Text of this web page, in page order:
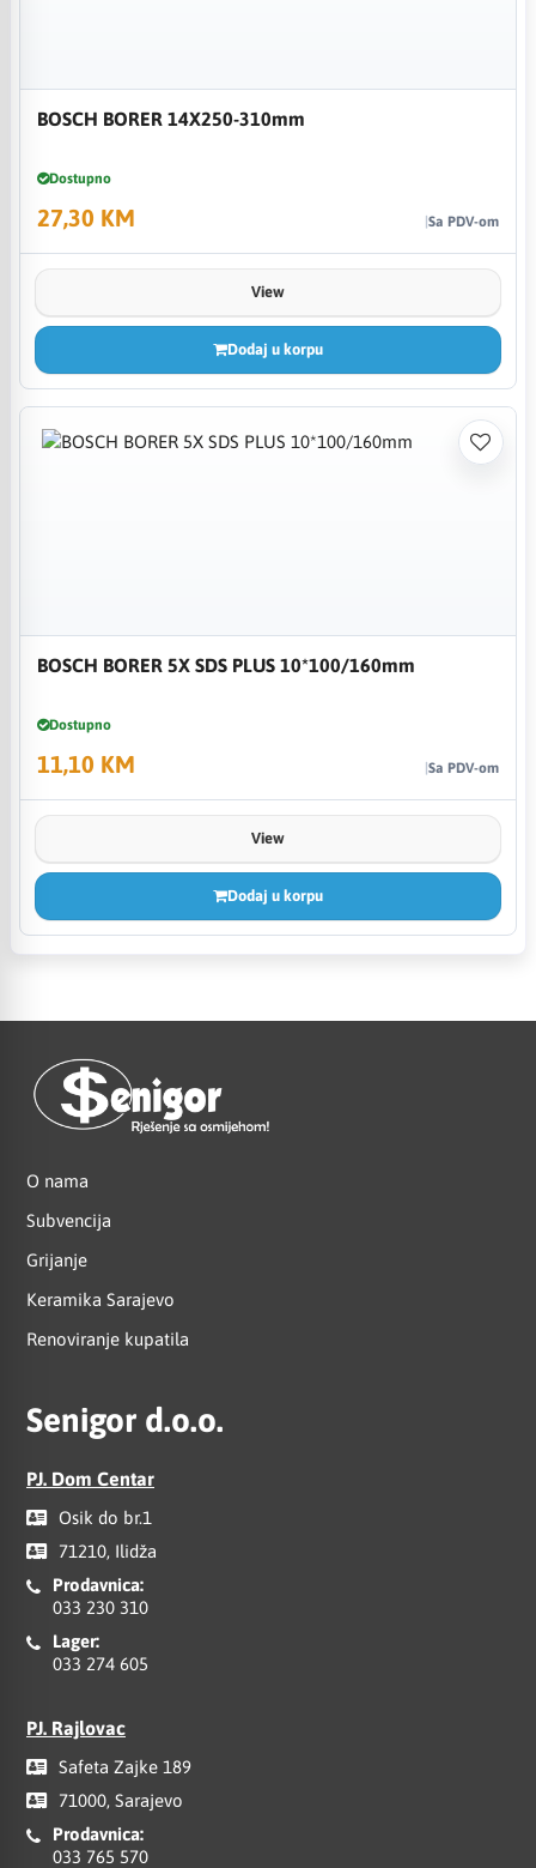
BOSCH BORER 14X250-310mm
Dostupno
27,30 KM Sa PDV-om
View
Dodaj u korpu
BOSCH BORER 5X SDS PLUS 10*100/160mm
Dostupno
11,10 KM Sa PDV-om
View
Dodaj u korpu
O nama
Subvencija
Grijanje
Keramika Sarajevo
Renoviranje kupatila
Senigor d.o.o.
PJ. Dom Centar
Osik do br.1
71210, Ilidža
Prodavnica:
033 230 310
Lager:
033 274 605
PJ. Rajlovac
Safeta Zajke 189
71000, Sarajevo
Prodavnica:
033 765 570